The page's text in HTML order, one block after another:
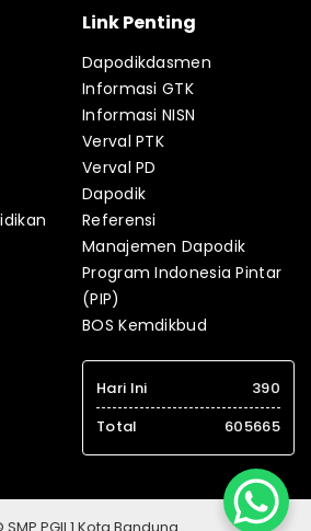
Link Penting
Dapodikdasmen
Informasi GTK
Informasi NISN
Verval PTK
Verval PD
Dapodik
Referensi
Manajemen Dapodik
Program Indonesia Pintar
(PIP)
BOS Kemdikbud
Hari Ini
390
Total
605665